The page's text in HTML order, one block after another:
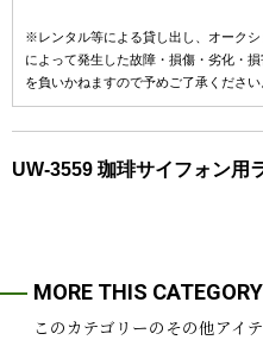
※レンタル等による貸し出し、オーク
によって発生した故障・損傷・劣化・
を負いかねますので予めご了承ください
UW-3559 珈琲サイフォン用
MORE THIS
このカテゴリーのその他アイ